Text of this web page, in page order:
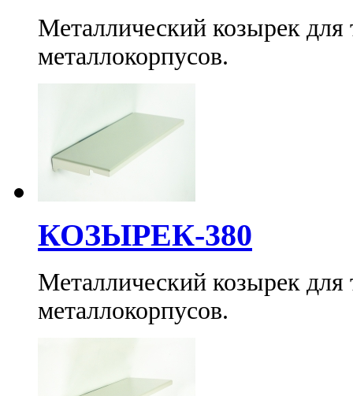
Металлический козырек
металлокорпусов.
КОЗЫРЕК-380
Металлический козырек
металлокорпусов.